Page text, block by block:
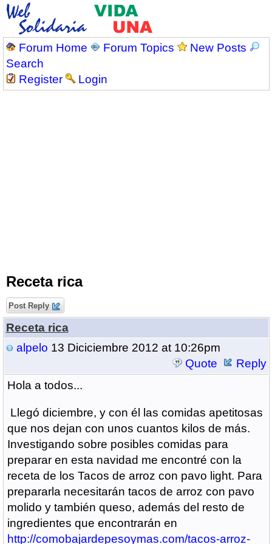
Forum Home Forum Topics
New Posts
Search
Register
Login
Receta rica
Post Reply
Receta rica
alpelo 13 Diciciembre 2012 at 10:26pm
Quote
Reply
Hola a todos...
Llegó diciembre, y con él las comidas apetitosas
que nos dejan con unos cuantos kilos de más.
Investigando sobre posibles comidas para
preparar en esta navidad me encontré con la
receta de los Tacos de arroz con pavo light. Para
prepararla necesitarán tacos de arroz con pavo
molido y también queso, además del resto de
ingredientes que encontrarán en
http://comobajardepesoymas.com/tacos-arroz-